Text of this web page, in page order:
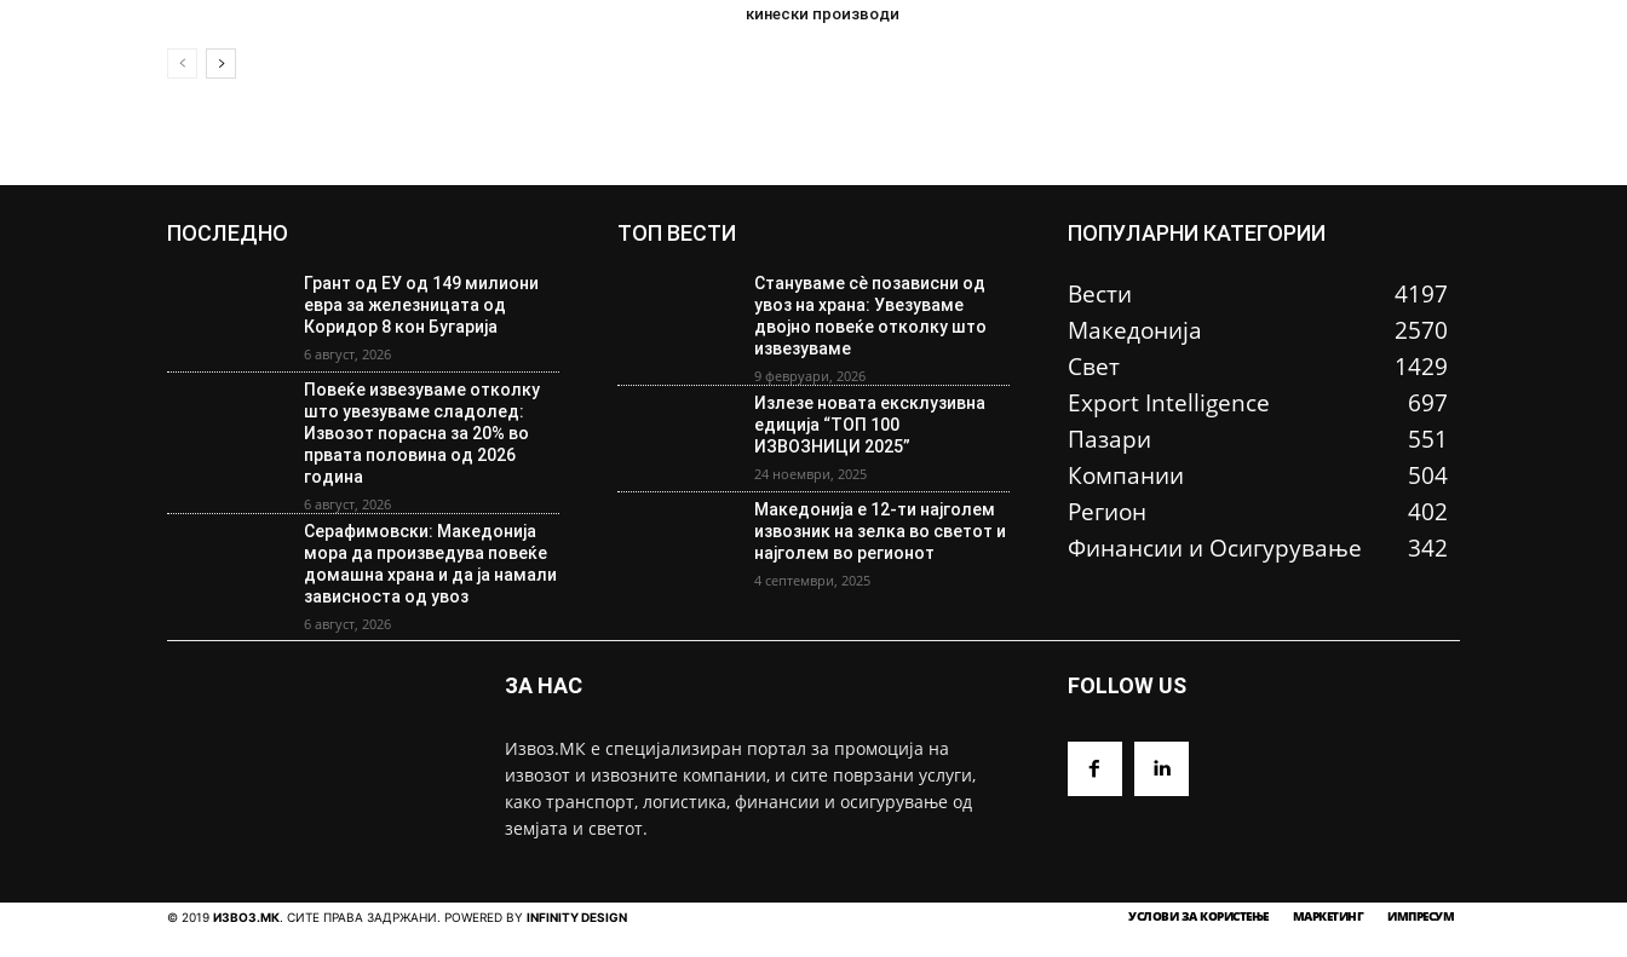
кинески производи
ПОСЛЕДНО
Грант од ЕУ од 149 милиони
евра за железницата од
Коридор 8 кон Бугарија
6 август, 2026
Повеќе извезуваме отколку
што увезуваме сладолед:
Извозот порасна за 20% во
првата половина од 2026
година
6 август, 2026
Серафимовски: Македонија
мора да произведува повеќе
домашна храна и да ја намали
зависноста од увоз
6 август, 2026
ТОП ВЕСТИ
Стануваме сè позависни од
увоз на храна: Увезуваме
двојно повеќе отколку што
извезуваме
9 февруари, 2026
Излезе новата ексклузивна
едиција “ТОП 100
ИЗВОЗНИЦИ 2025”
24 ноември, 2025
Македонија е 12-ти најголем
извозник на зелка во светот и
најголем во регионот
4 септември, 2025
ПОПУЛАРНИ КАТЕГОРИИ
Вести
4197
Македонија
2570
Свет
1429
Еxport Intelligence
697
Пазари
551
Компании
504
Регион
402
Финансии и Осигурување
342
ЗА НАС
Извоз.МК е специјализиран портал за промоција на
извозот и извозните компании, и сите поврзани услуги,
како транспорт, логистика, финансии и осигурување од
земјата и светот.
FOLLOW US
© 2019 ИЗВОЗ.МК. СИТЕ ПРАВА ЗАДРЖАНИ. POWERED BY INFINITY DESIGN УСЛОВИ ЗА КОРИСТЕЊЕ МАРКЕТИНГ ИМПРЕСУМ